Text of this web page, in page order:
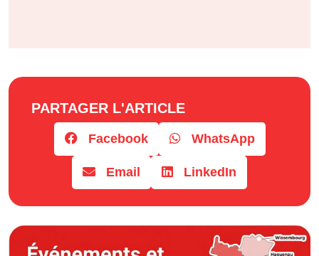
PARTAGER L'ARTICLE
Facebook WhatsApp
Email LinkedIn